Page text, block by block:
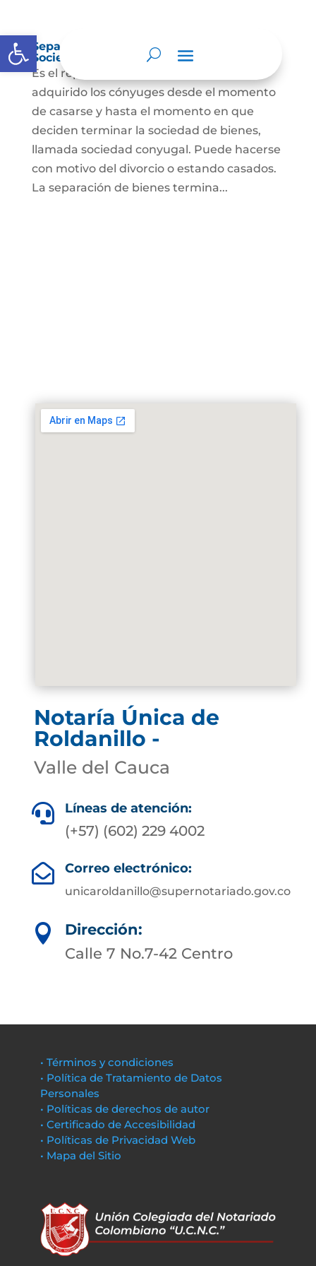
Abrir barra de herramientas
Separación de Bienes o Liquidación de
Sociedad Conyugal
Es el reparto de los bienes que han
adquirido los cónyuges desde el momento
de casarse y hasta el momento en que
deciden terminar la sociedad de bienes,
llamada sociedad conyugal. Puede hacerse
con motivo del divorcio o estando casados.
La separación de bienes termina...
Notaría Única de
Roldanillo -
Valle del Cauca
 Líneas de atención:
(+57) (602) 229 4002
 Correo electrónico:
unicaroldanillo@supernotariado.gov.co

Dirección:
Calle 7 No.7-42 Centro
• Términos y condiciones
• Política de Tratamiento de Datos
Personales
• Políticas de derechos de autor
• Certificado de Accesibilidad
• Políticas de Privacidad Web
• Mapa del Sitio